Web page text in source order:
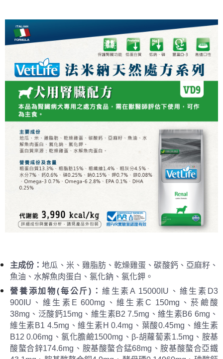
後付繳納相關費用。
※ 交易是否成功請以「AFTEE先享後付 」之結帳頁面顯示為準，若有關於
是否繳費成功／繳費後需取消欲退款等相關疑問，請聯繫「AFTEE先享後付
https://netprotections.freshdesk.com/support/home
【注意事項】
１．透過由恩沛科技股份有限公司提供之「AFTEE先享後付」服務完成之交
易，需依本服務之必要範圍內提供個人資料，並將交易相關給付款項請求債
權轉讓予恩沛科技股份有限公司。
２．關於個人資料處理事宜，請瀏覽以下網址：
https://aftee.tw/terms/#terms3
３．未成年的使用者請事先徵得法定代理人或監護人之同意方可使用
「AFTEE先享後付」，若未經同意申辦者引起之損失，本公司不負相關責
任。
４．使用「AFTEE先享後付」時，將依據個別帳號之用戶狀況，依本公司即
時審查核予不同之上限額度；若仍有額度不足之情形，本公司將視審查結果
請求用戶進行身份認證。
５．嚴禁一人註冊多個帳號或使用他人資訊註冊。若發現惡意使用之情形，
恩沛科技股份有限公司將有權停止該用戶之使用額度並採取法律行動。
付款後7-11取貨
每筆NT$60，滿NT$1,111(含以上)免運費
宅配
每筆NT$110，滿NT$2,100(含以上)免運費
主成份：地瓜、米、雞脂肪、乾燥雞蛋、碳酸鈣、亞麻籽、
魚油、水解魚肉蛋白、氯化鈉、氯化鉀。
營養添加物(每公斤) ： 維生素A 15000IU、維生素D3
900IU、維生素E 600mg、維生素C 150mg、菸鹼酸
38mg、泛酸鈣15mg、維生素B2 7.5mg、維生素B6 6mg、
維生素B1 4.5mg、維生素H 0.4mg、葉酸0.45mg、維生素
B12 0.06mg、氯化膽鹼1500mg、β-胡蘿蔔素1.5mg、胺基
酸螯合鋅174.6mg、胺基酸螯合錳68mg、胺基酸螯合亞鐵